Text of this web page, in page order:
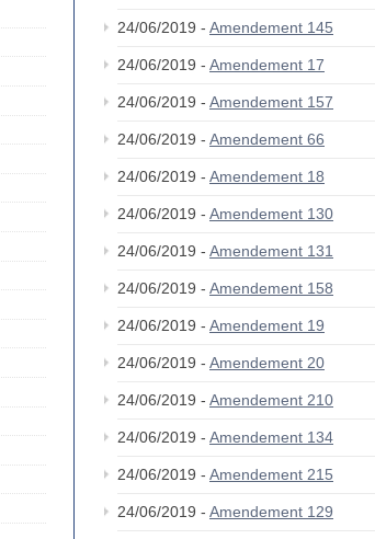
24/06/2019 - Amendement 145
24/06/2019 - Amendement 17
24/06/2019 - Amendement 157
24/06/2019 - Amendement 66
24/06/2019 - Amendement 18
24/06/2019 - Amendement 130
24/06/2019 - Amendement 131
24/06/2019 - Amendement 158
24/06/2019 - Amendement 19
24/06/2019 - Amendement 20
24/06/2019 - Amendement 210
24/06/2019 - Amendement 134
24/06/2019 - Amendement 215
24/06/2019 - Amendement 129